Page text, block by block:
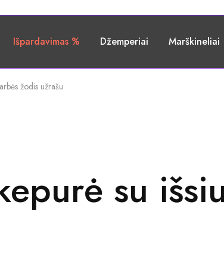
Išpardavimas % Džemperiai Marškineliai
žodis užrašu
su